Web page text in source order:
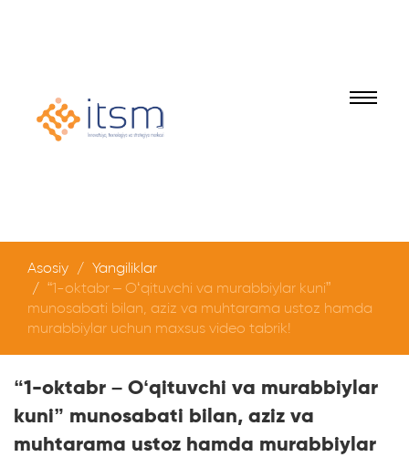
Asosiy
Yangiliklar
“1-oktabr – O‘qituvchi va murabbiylar kuni”
munosabati bilan, aziz va muhtarama ustoz hamda
murabbiylar uchun maxsus video tabrik!
“1-oktabr – O‘qituvchi va murabbiylar
kuni” munosabati bilan, aziz va
muhtarama ustoz hamda murabbiylar